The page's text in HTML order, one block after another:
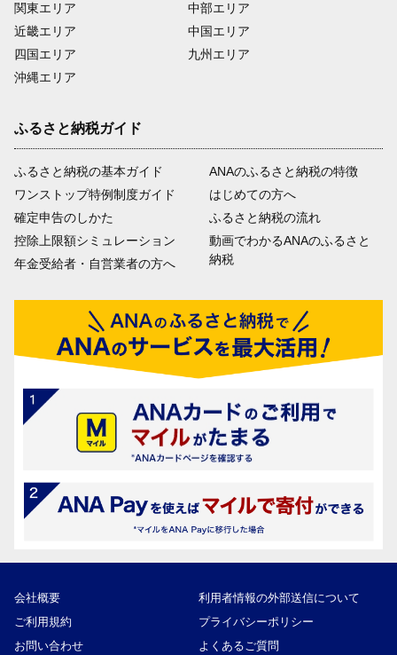
関東エリア
近畿エリア
四国エリア
沖縄エリア
中部エリア
中国エリア
九州エリア
ふるさと納税ガイド
ふるさと納税の基本ガイド
ワンストップ特例制度ガイド
確定申告のしかた
控除上限額シミュレーション
年金受給者・自営業者の方へ
ANAのふるさと納税の特徴
はじめての方へ
ふるさと納税の流れ
動画でわかるANAのふるさと
納税
会社概要
利用者情報の外部送信について
ご利用規約
プライバシーポリシー
お問い合わせ
よくあるご質問